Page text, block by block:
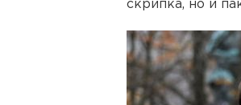
скрипка, но и